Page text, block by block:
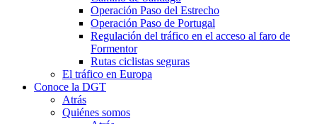
Operación Paso del Estrecho
Operación Paso de Portugal
Regulación del tráfico en el acceso al faro de
Formentor
Rutas ciclistas seguras
El tráfico en Europa
Conoce la DGT
Atrás
Quiénes somos